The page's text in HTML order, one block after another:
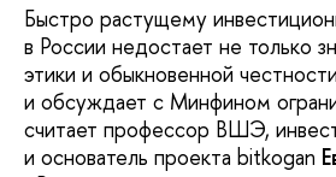
Быстро растущему
в России недостает не только
этики и обыкновенной
и обсуждает с Минфином
считает профессор ВШЭ,
и основатель проекта bitkogan